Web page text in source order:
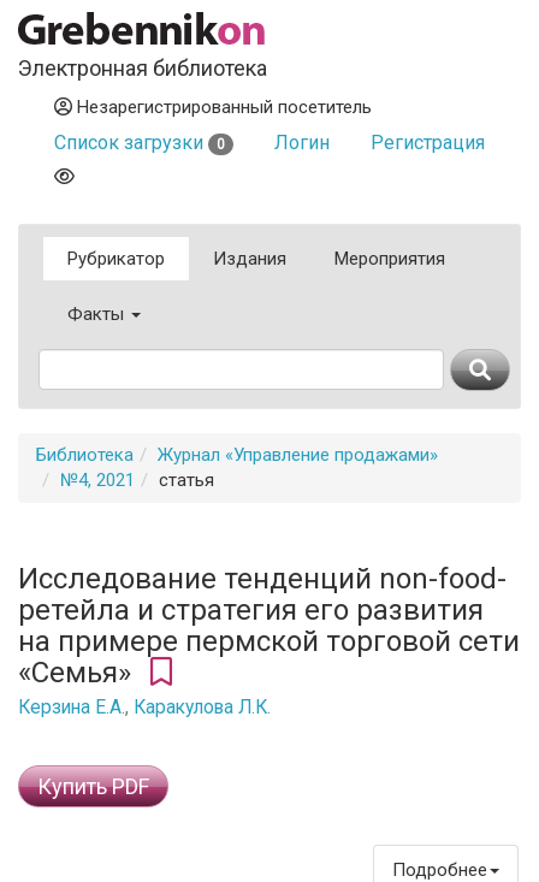
Электронная библиотека
Незарегистрированный посетитель
Список загрузки 0 Логин Регистрация
Рубрикатор Издания Мероприятия
Факты
Библиотека
Журнал «Управление продажами»
№4, 2021
статья
Исследование тенденций non-food-
ретейла и стратегия его развития
на примере пермской торговой сети
«Семья»
Керзина Е.А., Каракулова Л.К.
Купить PDF
Подробнее